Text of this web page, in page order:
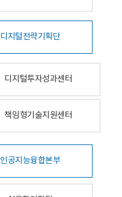
디지털전략기획단
디지털투자성과센터
책임형기술지원센터
인공지능융합본부